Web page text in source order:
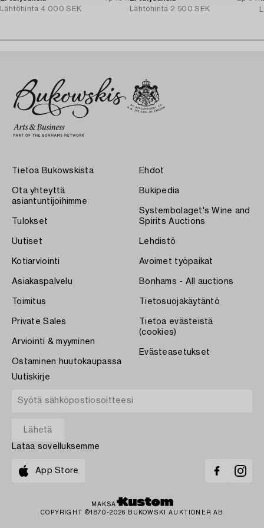
Lähtöhinta 4 000 SEK
Lähtöhinta 2 500 SEK
Tietoa Bukowskista
Ota yhteyttä
asiantuntijoihimme
Tulokset
Uutiset
Kotiarviointi
Asiakaspalvelu
Toimitus
Private Sales
Arviointi & myyminen
Ostaminen huutokaupassa
Ehdot
Bukipedia
Systembolaget's Wine and
Spirits Auctions
Lehdistö
Avoimet työpaikat
Bonhams - All auctions
Tietosuojakäytäntö
Tietoa evästeistä
(cookies)
Evästeasetukset
Uutiskirje
Lataa sovelluksemme
App Store
MAKSA
COPYRIGHT ©1870-2026 BUKOWSKI AUKTIONER AB